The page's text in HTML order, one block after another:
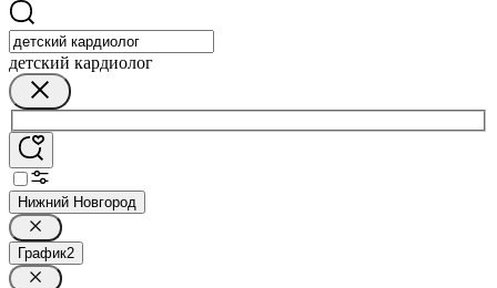
детский кардиолог
Нижний Новгород
График2